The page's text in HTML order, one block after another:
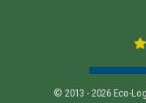
© 2013 - 2026 Eco-